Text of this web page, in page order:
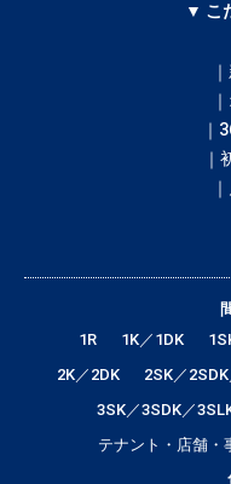
▼ こ
｜
｜
1R
1K／1DK
2K／2DK
2SK／
3SK／3SDK／
テナント・店舗・